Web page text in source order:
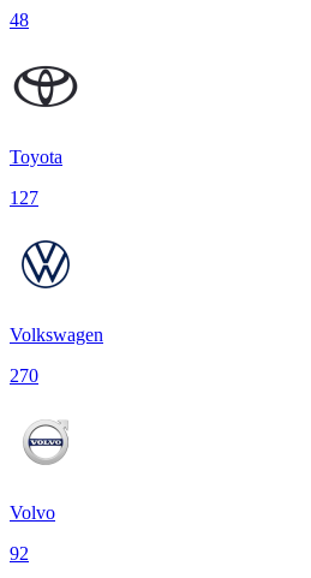
48
Toyota
127
Volkswagen
270
Volvo
92